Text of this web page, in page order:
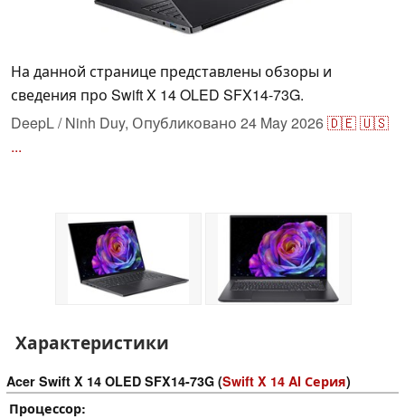
На данной странице представлены обзоры и
сведения про Swift X 14 OLED SFX14-73G.
DeepL / Ninh Duy, Опубликовано 24 May 2026🇩🇪🇺🇸
...
Характеристики
Acer Swift X 14 OLED SFX14-73G (Swift X 14 AI Серия)
Процессор